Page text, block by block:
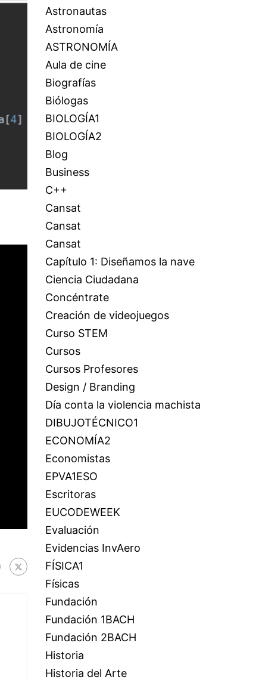
Astronautas
Astronomía
ASTRONOMÍA
Aula de cine
Biografías
Biólogas
BIOLOGÍA1
BIOLOGÍA2
Blog
Business
C++
Cansat
Cansat
Cansat
Capítulo 1: Diseñamos la nave
Ciencia Ciudadana
Concéntrate
Creación de videojuegos
Curso STEM
Cursos
Cursos Profesores
Design / Branding
Día conta la violencia machista
DIBUJOTÉCNICO1
ECONOMÍA2
Economistas
EPVA1ESO
Escritoras
EUCODEWEEK
Evaluación
Evidencias InvAero
FÍSICA1
Físicas
Fundación
Fundación 1BACH
Fundación 2BACH
Historia
Historia del Arte